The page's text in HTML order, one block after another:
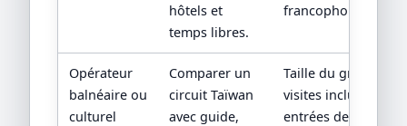
hôtels et
temps libres.
francophone.
Opérateur
balnéaire ou
culturel
Comparer un
circuit Taïwan
avec guide,
Taille du groupe,
visites incluses,
entrées de sites,